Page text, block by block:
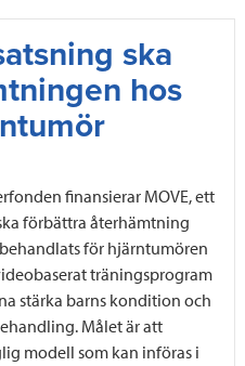
ska
hos
finansierar MOVE, ett
förbättra återhämtning
för hjärntumören
träningsprogram
stärka barns kondition och
Målet är att
modell som kan införas i